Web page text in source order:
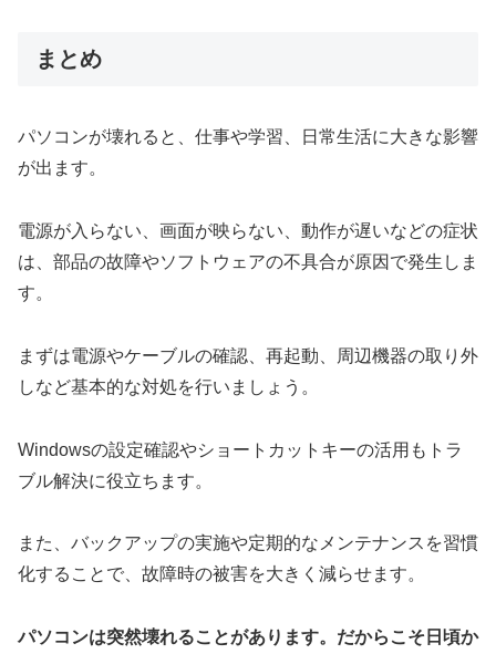
まとめ
パソコンが壊れると、仕事や学習、日常生活に大きな影響
が出ます。
電源が入らない、画面が映らない、動作が遅いなどの症状
は、部品の故障やソフトウェアの不具合が原因で発生しま
す。
まずは電源やケーブルの確認、再起動、周辺機器の取り外
しなど基本的な対処を行いましょう。
Windowsの設定確認やショートカットキーの活用もトラ
ブル解決に役立ちます。
また、バックアップの実施や定期的なメンテナンスを習慣
化することで、故障時の被害を大きく減らせます。
パソコンは突然壊れることがあります。だからこそ日頃か